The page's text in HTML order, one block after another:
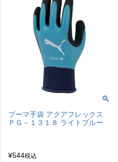
プーマ手袋 アクアフレックス
ＰＧ－１３１８ ライトブルー
¥544税込